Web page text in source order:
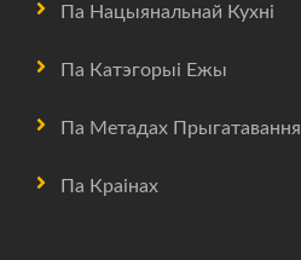
Па Нацыянальнай Кухні
Па Катэгорыі Ежы
Па Метадах Прыгатавання
Па Краінах